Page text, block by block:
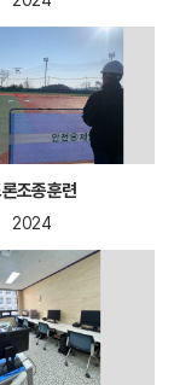
조종훈련
2024